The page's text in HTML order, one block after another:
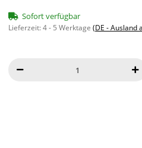
Sofort verfügbar
Lieferzeit:4 - 5 Werktage (DE - Ausland